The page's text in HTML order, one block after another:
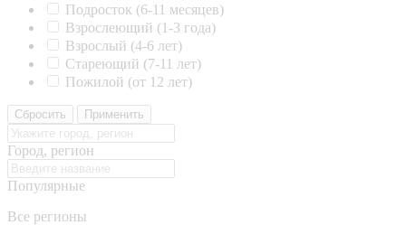
Подросток (6-11 месяцев)
Взрослеющий (1-3 года)
Взрослый (4-6 лет)
Стареющий (7-11 лет)
Пожилой (от 12 лет)
Сбросить Применить
Город, регион
Популярные
Все регионы